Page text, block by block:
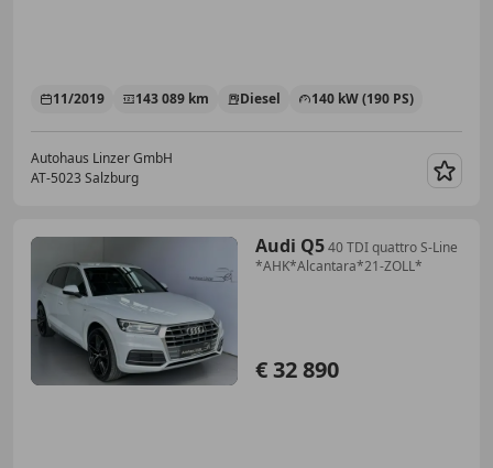
11/2019 143 089 km Diesel 140 kW (190 PS)
Autohaus Linzer GmbH
AT-5023 Salzburg
Audi Q540 TDI quattro S-Line
*AHK*Alcantara*21-ZOLL*
€ 32 890